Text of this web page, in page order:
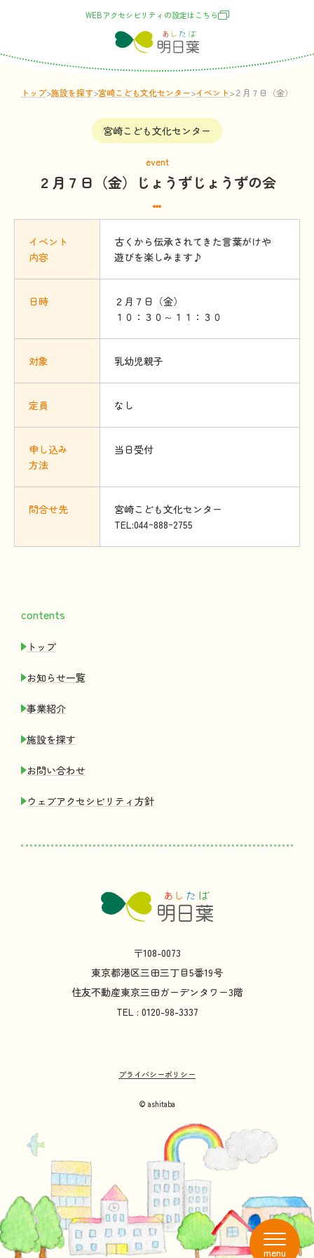
WEBアクセシビリティの設定はこちら
トップ>施設を探す>宮崎こども文化センター>イベント>２月７日（金）じ
宮崎こども文化センター
event
２月７日（金）じょうずじょうずの会
イベント
内容
古くから伝承されてきた言葉がけや
遊びを楽しみます♪
日時
２月７日（金）
１０：３０～１１：３０
対象 乳幼児親子
定員 なし
申 し込み
方法
当日受付
問合せ先
宮崎こども文化センター
TEL:044ｰ888ｰ2755
menu
contents
トップ
お知 らせ一覧
事業紹介
施設を探す
お問い合わせ
ウェブアクセシビリティ 方針
〒108-0073
東京都港区三田三丁目5番19号
住友不動産東京三田ガーデンタワー3階
TEL : 0120-98-3337
プライバシーポリシー
© ashitaba